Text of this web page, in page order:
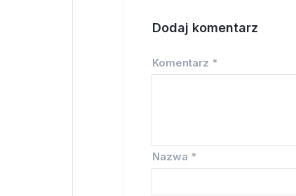
Dodaj komentarz
Komentarz *
Nazwa *